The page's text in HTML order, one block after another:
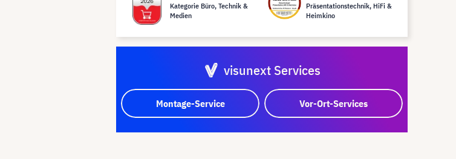
Kategorie Büro, Technik &
Medien
Präsentationstechnik, HiFi &
Heimkino
visunext Services
Montage-Service Vor-Ort-Services